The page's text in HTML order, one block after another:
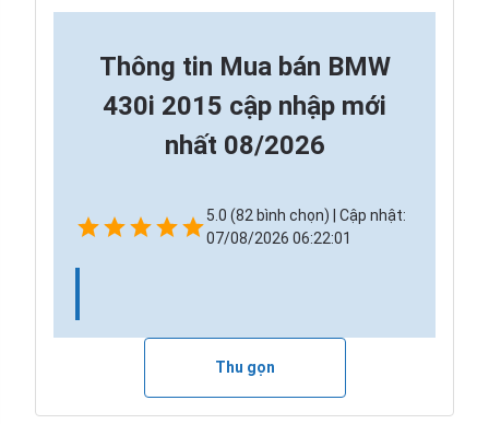
Thông tin Mua bán BMW
430i 2015 cập nhập mới
nhất 08/2026
5.0 (82 bình chọn) | Cập nhật:
07/08/2026 06:22:01
Thu gọn